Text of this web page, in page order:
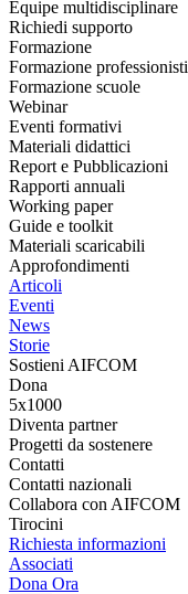
Equipe multidisciplinare
Richiedi supporto
Formazione
Formazione professionisti
Formazione scuole
Webinar
Eventi formativi
Materiali didattici
Report e Pubblicazioni
Rapporti annuali
Working paper
Guide e toolkit
Materiali scaricabili
Approfondimenti
Articoli
Eventi
News
Storie
Sostieni AIFCOM
Dona
5x1000
Diventa partner
Progetti da sostenere
Contatti
Contatti nazionali
Collabora con AIFCOM
Tirocini
Richiesta informazioni
Associati
Dona Ora